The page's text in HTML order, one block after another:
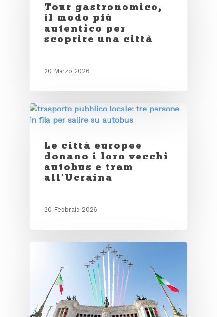
Tour gastronomico,
il modo più
autentico per
scoprire una città
20 Marzo 2026
Le città europee
donano i loro vecchi
autobus e tram
all’Ucraina
20 Febbraio 2026